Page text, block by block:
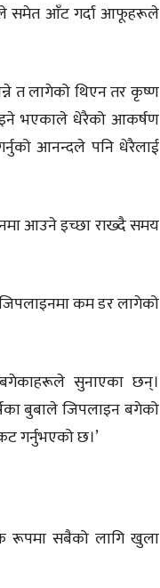
समेत आँट गर्दा आफूहरूले
त लागेको थिएन तर कृष्ण
भएकाले धेरैको आकर्षण
आनन्दले पनि धेरैलाई
आउने इच्छा राख्दै समय
कम डर लागेको
सुनाएका छन्।
बुबाले जिपलाइन बगेको
गर्नुभएको छ।’
रूपमा सबैको लागि खुला